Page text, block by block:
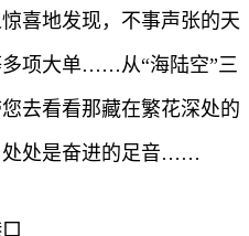
喜地发现，不事声张的天
项大单……从“海陆空”三
去看看那藏在繁花深处的
处处是奋进的足音……